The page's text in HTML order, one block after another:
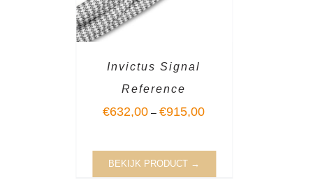
Invictus Signal
Reference
€632,00 –€915,00
BEKIJK PRODUCT →